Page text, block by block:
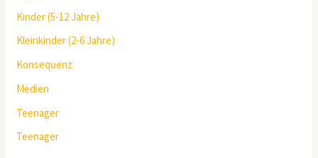
Kinder (5-12 Jahre)
Kleinkinder (2-6 Jahre)
Konsequenz
Medien
Teenager
Teenager